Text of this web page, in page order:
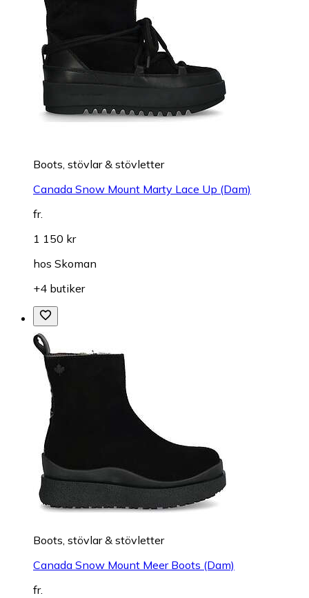
Boots, stövlar & stövletter
Canada Snow Mount Marty Lace Up (Dam)
fr.
1 150 kr
hos Skoman
+4 butiker
Boots, stövlar & stövletter
Canada Snow Mount Meer Boots (Dam)
fr.